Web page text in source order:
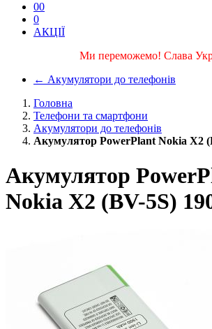
00
0
АКЦІЇ
Ми переможемо! Слава
← Акумулятори до телефонів
Головна
Телефони та смартфони
Акумулятори до телефонів
Акумулятор PowerPlant Nokia X2
Акумулятор
Nokia X2 (BV-5S)